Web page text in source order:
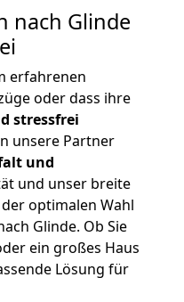
nach Glinde
erfahrenen
oder dass ihre
stressfrei
unsere Partner
und
und unser breite
optimalen Wahl
Glinde. Ob Sie
ein großes Haus
Lösung für